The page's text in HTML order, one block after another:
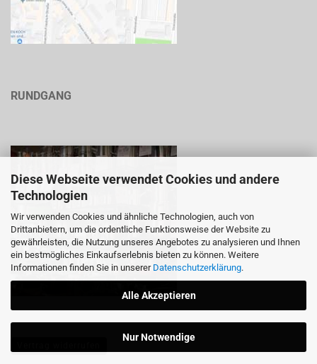
Diese Webseite verwendet Cookies und andere
Technologien
Wir verwenden Cookies und ähnliche Technologien, auch von
Drittanbietern, um die ordentliche Funktionsweise der Website zu
gewährleisten, die Nutzung unseres Angebotes zu analysieren und Ihnen
ein bestmögliches Einkaufserlebnis bieten zu können. Weitere
Informationen finden Sie in unserer Datenschutzerklärung.
Alle Akzeptieren
Nur Notwendige
RUNDGANG